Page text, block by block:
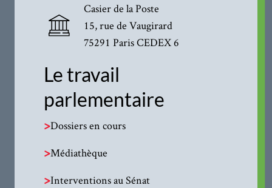
Casier de la Poste
15, rue de Vaugirard
75291 Paris CEDEX 6
Le travail
parlementaire
>Dossiers en cours
>Médiathèque
>Interventions au Sénat